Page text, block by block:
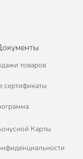
товаров
сертификаты
Карты